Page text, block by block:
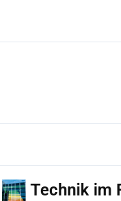
Technik im